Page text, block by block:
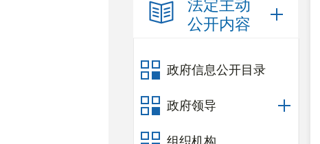
法定主动
公开内容
政府信息公开目录
政府领导
组织机构